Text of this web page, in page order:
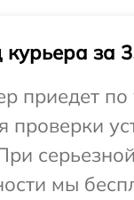
за
приедет по
проверки
серьезной
мы